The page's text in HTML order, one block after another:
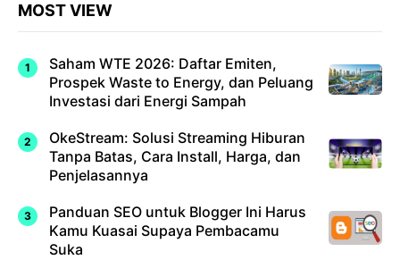
MOST VIEW
Saham WTE 2026: Daftar Emiten,
Prospek Waste to Energy, dan Peluang
Investasi dari Energi Sampah
OkeStream: Solusi Streaming Hiburan
Tanpa Batas, Cara Install, Harga, dan
Penjelasannya
Panduan SEO untuk Blogger Ini Harus
Kamu Kuasai Supaya Pembacamu
Suka